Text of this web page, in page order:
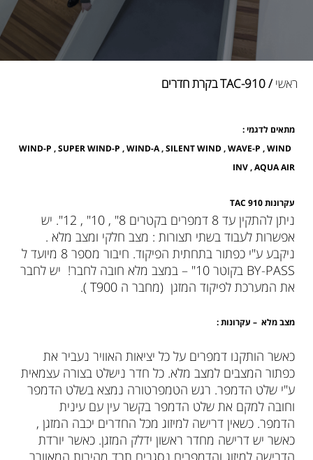
ראשי / TAC-910 בקרת חדרים
מתאים לדגמי :
WIND-P , SUPER WIND-P , WIND-A , SILENT WIND , WAVE-P , WIND
INV , AQUA AIR
עקרונותTAC 910
ניתן להתקין עד 8 דמפרים בקטרים 8" , 10" , 12". יש
אפשרות לעבוד בשתי תצורות : מצב חלקי ומצב מלא .
ניקבע ע"י כפתור בתחתית הפיקוד. חיבור מספר 8 מיועד ל
BY-PASS בקוטר 10" – במצב מלא חובה לחבר! יש לחבר
את המערכת לפיקוד המזגן (מחבר ה T900 ).
מצב מלא – עקרונות :
כאשר הותקנו דמפרים על כל יציאות האוויר נעביר את
כפתור המצבים למצב מלא. כל חדר נישלט בצורה עצמאית
ע"י שלט הדמפר. רגש הטמפרטורה נמצא בשלט הדמפר
וחובה למקם את שלט הדמפר בקשר עין עם עינית
הדמפר. כשאין דרישה למיזוג מכל החדרים יכבה המזגן ,
כאשר יש דרישה מחדר ראשון ידלק המזגן. כאשר יורדת
הדרישה למיזוג והדמפרים נסגרים תרד מהירות המאוורר